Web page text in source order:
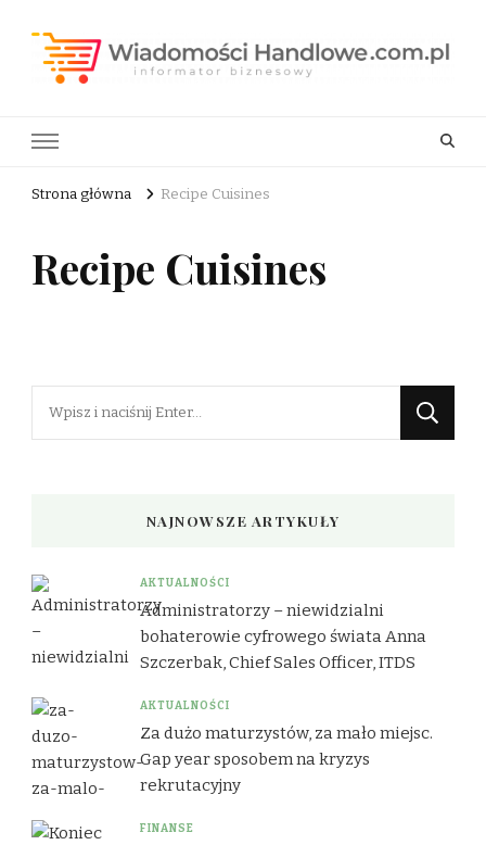
Strona główna Recipe Cuisines
Recipe Cuisines
NAJNOWSZE ARTYKUŁY
AKTUALNOŚCI
Administratorzy – niewidzialni
bohaterowie cyfrowego świata Anna
Szczerbak, Chief Sales Officer, ITDS
AKTUALNOŚCI
Za dużo maturzystów, za mało miejsc.
Gap year sposobem na kryzys
rekrutacyjny
FINANSE